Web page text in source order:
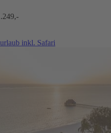
inkl. Safari